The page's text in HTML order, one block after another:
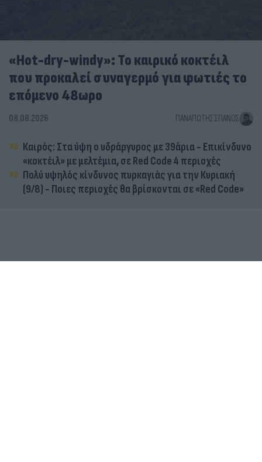
«Hot-dry-windy»: Το καιρικό κοκτέιλ
που προκαλεί συναγερμό για φωτιές το
επόμενο 48ωρο
08.08.2026 ΠΑΝΑΓΙΏΤΗΣ ΣΠΑΝΌΣ
Καιρός: Στα ύψη ο υδράργυρος με 39άρια - Επικίνδυνο
«κοκτέιλ» με μελτέμια, σε Red Code 4 περιοχές
Πολύ υψηλός κίνδυνος πυρκαγιάς για την Κυριακή
(9/8) - Ποιες περιοχές θα βρίσκονται σε «Red Code»